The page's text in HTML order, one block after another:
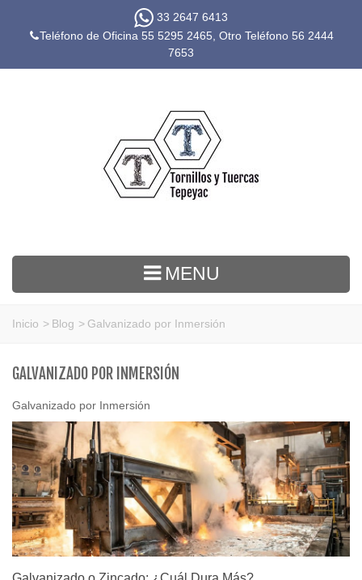
33 2647 6413
Teléfono de Oficina 55 5295 2465, Otro Teléfono 56 2444
7653
MENU
Inicio > Blog > Galvanizado por Inmersión
GALVANIZADO POR INMERSIÓN
Galvanizado por Inmersión